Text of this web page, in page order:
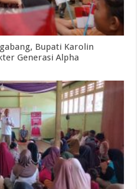
Bupati Karolin
Generasi Alpha